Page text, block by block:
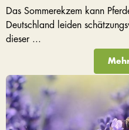
Das Sommerekzem kann
Deutschland leiden
dieser ...